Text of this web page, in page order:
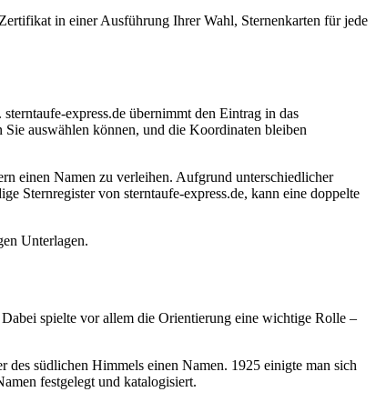
in einer Ausführung Ihrer Wahl, Sternenkarten für jede
express.de übernimmt den Eintrag in das
auswählen können, und die Koordinaten bleiben
einen Namen zu verleihen. Aufgrund unterschiedlicher
Sternregister von sterntaufe-express.de, kann eine doppelte
Unterlagen.
spielte vor allem die Orientierung eine wichtige Rolle –
südlichen Himmels einen Namen. 1925 einigte man sich
festgelegt und katalogisiert.